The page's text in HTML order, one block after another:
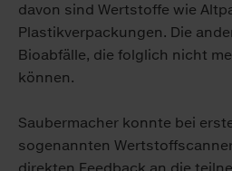
davon sind Wertstoffe wie
Plastikverpackungen. Die
Bioabfälle, die folglich nicht
können.
Saubermacher konnte bei
sogenannten